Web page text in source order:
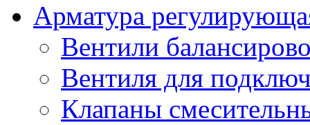
Арматура
Вентили
Вентиля для
Клапаны